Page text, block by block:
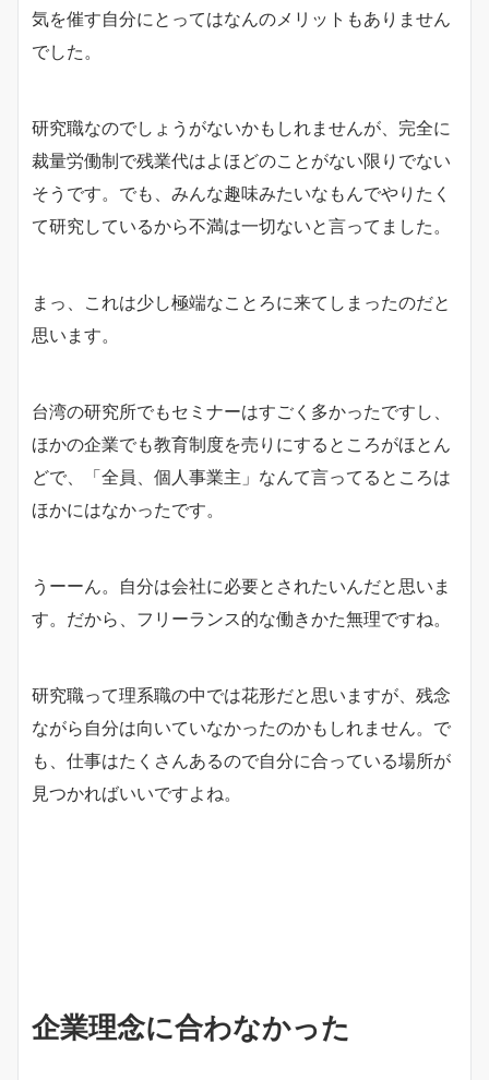
気を催す自分にとってはなんのメリットもありません
でした。
研究職なのでしょうがないかもしれませんが、完全に
裁量労働制で残業代はよほどのことがない限りでない
そうです。でも、みんな趣味みたいなもんでやりたく
て研究しているから不満は一切ないと言ってました。
まっ、これは少し極端なことろに来てしまったのだと
思います。
台湾の研究所でもセミナーはすごく多かったですし、
ほかの企業でも教育制度を売りにするところがほとん
どで、「全員、個人事業主」なんて言ってるところは
ほかにはなかったです。
うーーん。自分は会社に必要とされたいんだと思いま
す。だから、フリーランス的な働きかた無理ですね。
研究職って理系職の中では花形だと思いますが、残念
ながら自分は向いていなかったのかもしれません。で
も、仕事はたくさんあるので自分に合っている場所が
見つかればいいですよね。
企業理念に合わなかった